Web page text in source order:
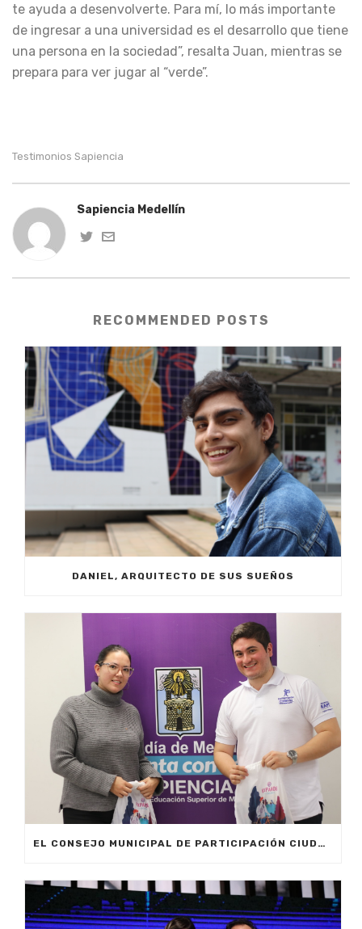
te ayuda a desenvolverte. Para mí, lo más importante
de ingresar a una universidad es el desarrollo que tiene
una persona en la sociedad”, resalta Juan, mientras se
prepara para ver jugar al “verde”.
Testimonios Sapiencia
Sapiencia Medellín
RECOMMENDED POSTS
DANIEL, ARQUITECTO DE SUS SUEÑOS
EL CONSEJO MUNICIPAL DE PARTICIPACIÓN CIUDADANA TIENE NUEVO REPRESENTANTE ESTUDIANTIL UNIVERSITARIO